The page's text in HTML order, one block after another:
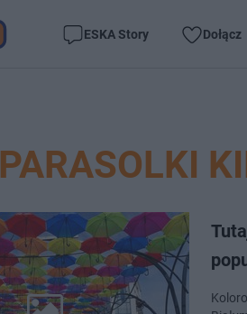
ESKA Story Dołącz
PARASOLKI